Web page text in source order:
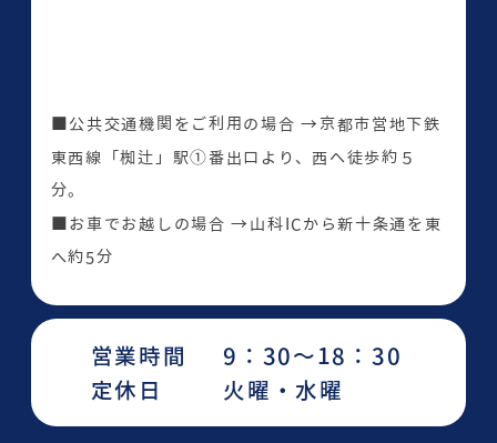
■公共交通機関をご利用の場合 →京都市営地下鉄
東西線「椥辻」駅①番出口より、西へ徒歩約５
分。
■お車でお越しの場合 →山科ICから新十条通を東
へ約5分
営業時間
9：30～18：30
定休日
火曜・水曜